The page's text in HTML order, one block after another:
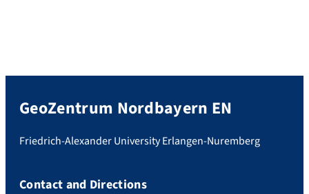
GeoZentrum Nordbayern EN
Friedrich-Alexander University Erlangen-Nuremberg
Contact and Directions